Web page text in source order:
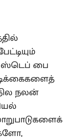
ஸ்டெப் பை
நலன்